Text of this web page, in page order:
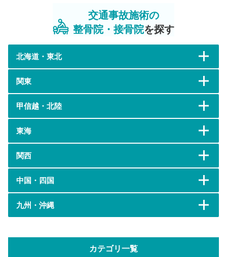
交通事故施術の
整骨院・接骨院を探す
北海道・東北
関東
甲信越・北陸
東海
関西
中国・四国
九州・沖縄
カテゴリ一覧